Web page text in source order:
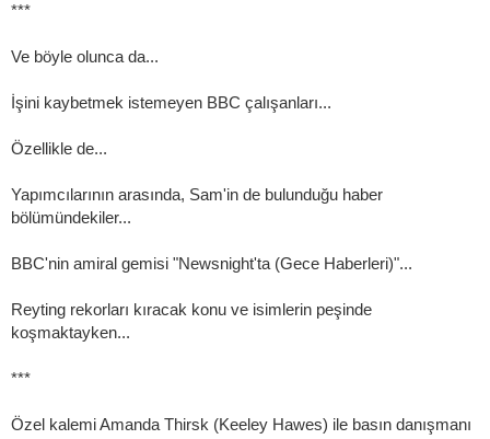
***
Ve böyle olunca da...
İşini kaybetmek istemeyen BBC çalışanları...
Özellikle de...
Yapımcılarının arasında, Sam'in de bulunduğu haber
bölümündekiler...
BBC'nin amiral gemisi "Newsnight'ta (Gece Haberleri)"...
Reyting rekorları kıracak konu ve isimlerin peşinde
koşmaktayken...
***
Özel kalemi Amanda Thirsk (Keeley Hawes) ile basın danışmanı